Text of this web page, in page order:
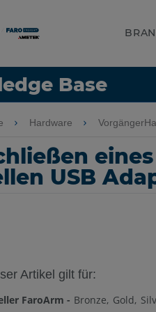
Base
Hierarchie auf- und
Hardware
USB
FaroArm Bronze Gold